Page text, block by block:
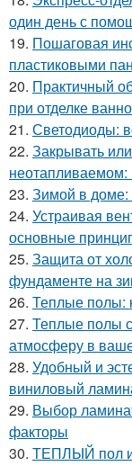
один день с
19. Пошаговая
пластиковыми
20. Практичный
при отделке
21. Светодиоды:
22. Закрывать
неотапливаемом:
23. Зимой в доме:
24. Устраивая
основные
25. Защита от
фундаменте на
26. Теплые полы:
27. Теплые полы
атмосферу в
28. Удобный и
виниловый
29. Выбор
факторы
30. ТЕПЛЫЙ пол и